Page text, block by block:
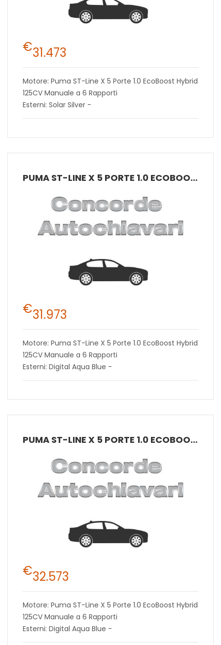
€31.473
Motore: Puma ST-Line X 5 Porte 1.0 EcoBoost Hybrid
125CV Manuale a 6 Rapporti
Esterni: Solar Silver -
PUMA ST-LINE X 5 PORTE 1.0 ECOBOOST HYBRID 125CV MANUALE A 6 RAPPORTI
€31.973
Motore: Puma ST-Line X 5 Porte 1.0 EcoBoost Hybrid
125CV Manuale a 6 Rapporti
Esterni: Digital Aqua Blue -
PUMA ST-LINE X 5 PORTE 1.0 ECOBOOST HYBRID 125CV MANUALE A 6 RAPPORTI
€32.573
Motore: Puma ST-Line X 5 Porte 1.0 EcoBoost Hybrid
125CV Manuale a 6 Rapporti
Esterni: Digital Aqua Blue -